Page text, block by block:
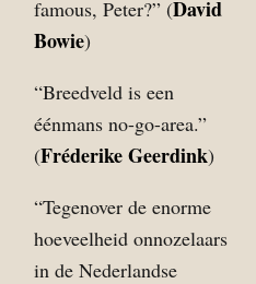
famous, Peter?” (David
Bowie)
“Breedveld is een
éénmans no-go-area.”
(Fréderike Geerdink)
“Tegenover de enorme
hoeveelheid onnozelaars
in de Nederlandse